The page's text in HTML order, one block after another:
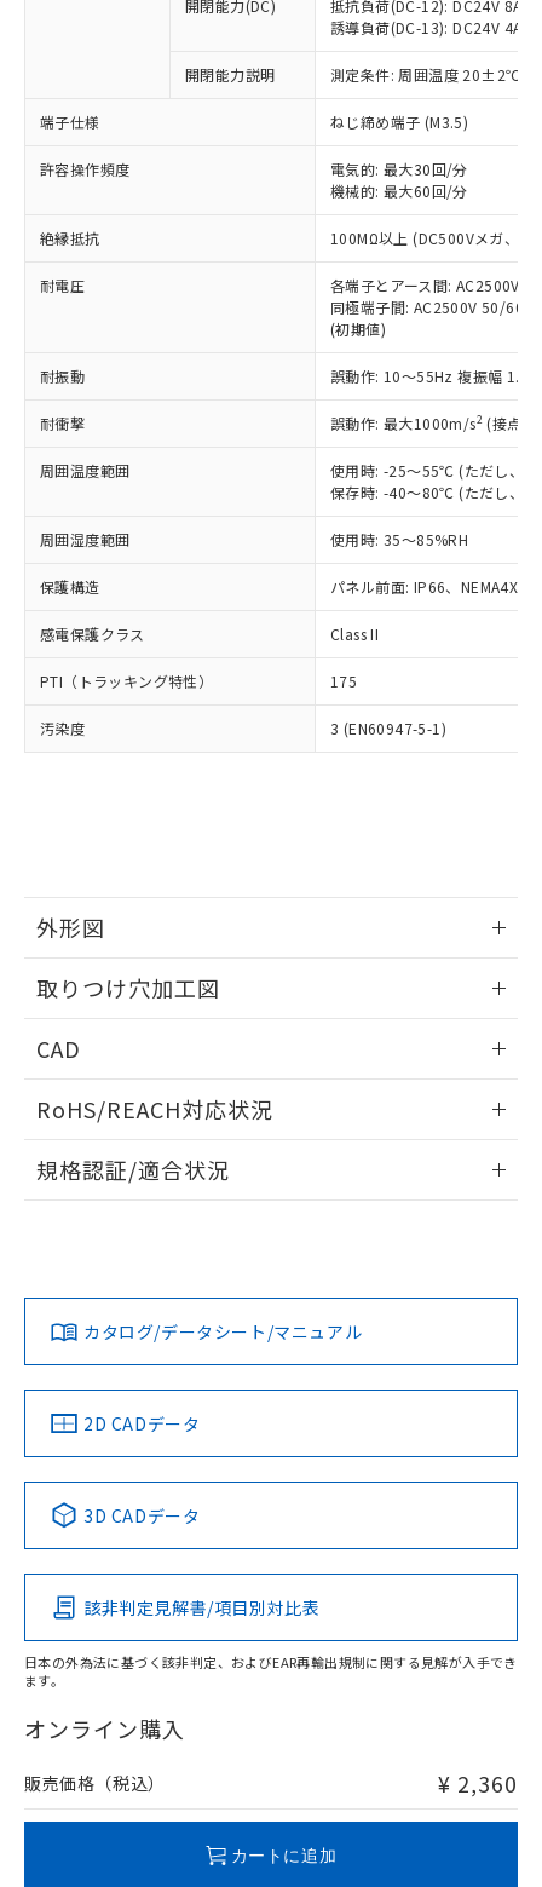
開閉能力(DC)
抵抗負荷(DC-12): DC24V 8A/
誘導負荷(DC-13): DC24V 4A/
開閉能力説明 測定条件: 周囲温度 20±2℃、
端子仕様 ねじ締め端子 (M3.5)
許容操作頻度
電気的: 最大30回/分
機械的: 最大60回/分
絶縁抵抗 100MΩ以上 (DC500Vメガ、点
耐電圧
各端子とアース間: AC2500V
同極端子間: AC2500V 50/
(初期値)
耐振動 誤動作: 10～55Hz 複振幅
耐衝撃 誤動作: 最大1000m/s2 (接点
周囲温度範囲
使用時: -25～55℃ (ただし、氷
保存時: -40～80℃ (ただし、氷
周囲湿度範囲 使用時: 35～85%RH
保護構造 パネル前面: IP66、NEMA4X,
感電保護クラス Class II
PTI（トラッキング特性） 175
汚染度 3 (EN60947-5-1)
外形図
取りつけ穴加工図
CAD
ドすることができます。
ログイン/会員登録
ダウンロードデータをご利用いただく前に、以下を必ずお読
みください。
ソフトウェアの使用条件
RoHS/REACH対応状況
EU RoHS 注意事項・凡例
対応済み
中国 RoHS 注意事項・凡例
Pb Hg Cd Cr(VI)
O
在庫等で未対応品が混在する可能性があります。
問い合わせください。
規格認証/適合状況
LR型式承認
（イギリス
船舶規格）
DNV型式承認
（ノルウェー
BV型式承認
（フランス
KR型式
（韓国
No No No No
この製品の規格認証/適合状況ページへ
その他の認証はこちらのページからご検索ください
カタログ/データシート/マニュアル
2D CADデータ
3D CADデータ
該非判定見解書/項目別対比表
日本の外為法に基づく該非判定、およびEAR再輸出規制に関する見解が入手でき
ます。
オンライン購入
販売価格（税込） ¥ 2,360
カートに追加
ことをご了承ください。
在庫状況および標準価格照会結果は、
記載している更新日時点での社内デー
タに基づき作成されるものであり、閲
覧された時点での実際の在庫および標
準価格とは異なる場合があることをご
正式な納期状況および標準価格はお客
様のお取引先、またはお客様担当のオ
ムロン制御機器販売店・当社販売員に
オムロン制御機器販売店や当社販売拠
販売ネットワーク
」をご確認
在庫状況および標準価格結果を当社の
事前の承諾なく第三者に漏洩または開
示しないようお願いします。
マイパーツ機能（部品リスト作成サー
ビス）をご利用いただくには、I-Web
メンバーズにご登録されている必要が
お客様が当ウェブサイト上で当社にご
登録された部品リストについて、当社
および当社の共同利用者が、当社の製
品・サービスに関するお客様との取
引・商談に必要な範囲で利用すること
をご了承ください。
※当社の共同利用者とは、"個人情報
の「1.共同利
用者の範囲」に記載されている法人を
むを得ず変更することがあります。
*EU RoHS指令（10物質）：
鉛(Pb) 1000ppm以下、 水銀(Hg) 1000ppm以下、 カド
ミウム(Cd) 100ppm以下、
六価クロム(Cr(Ⅵ)) 1000ppm以下、ポリ臭化ビフェニル
類(PBB) 1000ppm以下、ポリ臭化ジフェニルエーテル類
(PBDE) 1000ppm以下、フタル酸ビス(2-エチルヘキシ
ル) (DEHP)(別名：DOP) 1000ppm以下、フタル酸ブチ
(DIBP) 1000ppm以下
但し、RoHS指令で産業用監視および制御機器に対する
フタル酸エステル類の４物質については閾値を超える意
図的な使用がないことを確認しています。
部品在庫の切り替え状況などにより、予定
月が前後することがあります。
※3 非含有証明書ダウンロード
下記の非含有証明書をダウンロードするこ
とができます。
EU RoHS指令（10物質）の非含有証明書
51物質の非含有証明書（当社基準）
※本証明書は発行日時点で非含有を証明す
欄に対応日を記載しておりました。
既に当社にて対応品への在庫切替を完了
り、2022年1月12日より割愛しておりま
す。
「－」：未確認です。当社販売部門へお問
*中国RoHS10物質の基準値 (GB/T26572)：
Pb(鉛) :1000ppm、 Hg(水銀) : 1000ppm、 Cd(カドミウ
ニル類) : 1000ppm、 PBDEs(ポリ臭化ジフェニルエーテ
DBP(フタル酸ジブチル) : 1000ppm、 DIBP(フタル酸ジ
イソブチル) : 1000ppm、 BBP(フタル酸ブチルベンジ
ル) : 1000ppm、
DEHP(フタル酸ビス(2-エチルヘキシル)) : 1000ppm
「ｅ」：有害物質（10物質）のすべてが基
準値以下であることを示します。
「10」：通常の使用状況下において有害物
質が外部に漏えいし、環境に深刻な影響を
及ぼさない年数を意味します。
「－」：未確認です。当社販売部門へお問
い合わせください。
当社は、これら貴社製品のうち、外国
為替および外国貿易法に定める商品
（以下｢規制貨物等」という）を輸出
または国外への提供する場合は、日本
国政府の輸出許可(または役務取引許
可)を取得するなどの必要な手続きを
当社は規制貨物を破棄する場合は、完
全に破砕するなど、違法に輸出されな
いよう必要な手段を講じます。
当社は貴社製品を、核兵器、ミサイ
ル、化学兵器、生物兵器またはその他
武器並びにこれらの製造装置等に一切
当社は、貴社製品を第三者に販売する
場合は、上記1、2および3の内容を当
該第三者に通知します。また当社は、
販売先および販売に係わる関係者が違
法に輸出するおそれがある場合は、取
り引きをいたしません。
○ 一定数以上の在庫あり
一定数には満たないが在庫あり
在庫なし(最新の在庫状況につ
いては、お客様のお取引先、ま
たはお客様担当のオムロン制御
機器販売店・当社販売員にご確
白
受注生産機種、また在庫状況の
情報を公開していない機種